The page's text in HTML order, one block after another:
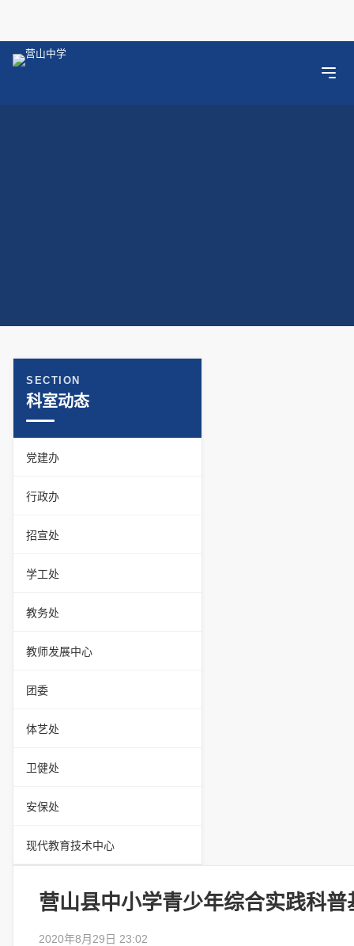
SECTION
科室动态
党建办
行政办
招宣处
学工处
教务处
教师发展中心
团委
体艺处
卫健处
安保处
现代教育技术中心
营山县中小学青少年综合实践科普
2020年8月29日 23:02